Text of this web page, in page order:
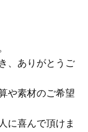
、ありがとうご
や素材のご希望
に喜んで頂けま